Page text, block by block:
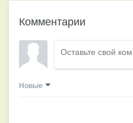
Комментарии
Новые